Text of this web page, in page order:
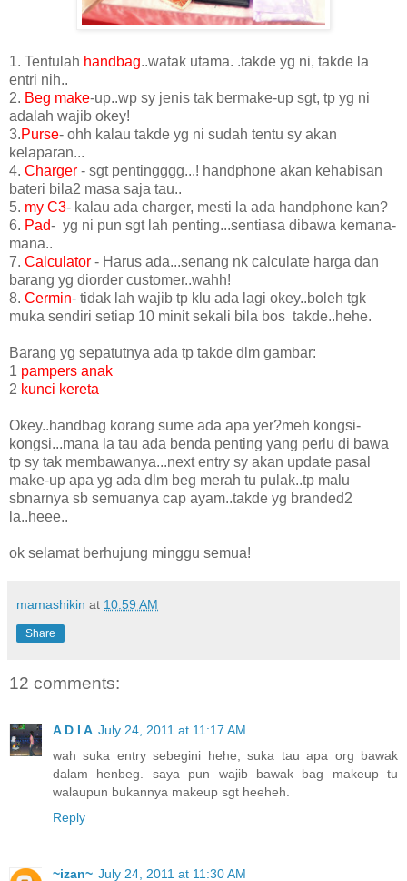
1. Tentulah handbag..watak utama. .takde yg ni, takde la
entri nih..
2. Beg make-up..wp sy jenis tak bermake-up sgt, tp yg ni
adalah wajib okey!
3.Purse- ohh kalau takde yg ni sudah tentu sy akan
kelaparan...
4. Charger - sgt pentingggg...! handphone akan kehabisan
bateri bila2 masa saja tau..
5. my C3- kalau ada charger, mesti la ada handphone kan?
6. Pad- yg ni pun sgt lah penting...sentiasa dibawa kemana-
mana..
7. Calculator - Harus ada...senang nk calculate harga dan
barang yg diorder customer..wahh!
8. Cermin- tidak lah wajib tp klu ada lagi okey..boleh tgk
muka sendiri setiap 10 minit sekali bila bos takde..hehe.
Barang yg sepatutnya ada tp takde dlm gambar:
1 pampers anak
2 kunci kereta
Okey..handbag korang sume ada apa yer?meh kongsi-
kongsi...mana la tau ada benda penting yang perlu di bawa
tp sy tak membawanya...next entry sy akan update pasal
make-up apa yg ada dlm beg merah tu pulak..tp malu
sbnarnya sb semuanya cap ayam..takde yg branded2
la..heee..
ok selamat berhujung minggu semua!
mamashikin at 10:59 AM
Share
12 comments:
A D I A July 24, 2011 at 11:17 AM
wah suka entry sebegini hehe, suka tau apa org bawak
dalam henbeg. saya pun wajib bawak bag makeup tu
walaupun bukannya makeup sgt heeheh.
Reply
~izan~ July 24, 2011 at 11:30 AM